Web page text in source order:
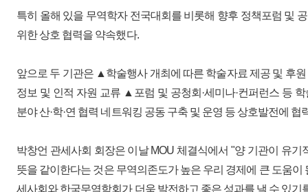
특히 올해 있을 무역학자 전국대회를 비롯해 향후 정책포럼 및
위한 상호 협력을 약속했다.
앞으로 두 기관은 ▲학술행사 개최에 따른 학술자료 제공 및 후
정보 및 인적 자원 교류 ▲포럼 및 공청회·세미나·컨퍼런스 등
분야 산·학·연 협력 네트워킹 공동 구축 및 운영 등 상호발전에 협
박창언 관세사회 회장은 이날 MOU 체결식에서 "양 기관이 유
뜻을 같이한다는 것은 무역의존도가 높은 우리 경제에 큰 도움이
세사회와 한국무역학회가 더욱 발전하고 좋은 성과를 낼 수 있기